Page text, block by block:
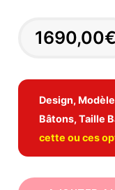
1690,00€
Design,
Bâtons, Taille
cette ou ces